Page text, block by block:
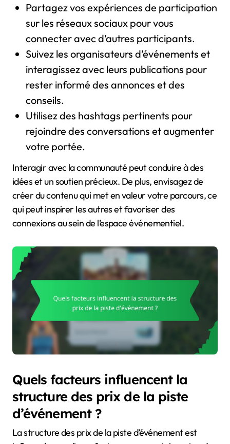
Partagez vos expériences de participation
sur les réseaux sociaux pour vous
connecter avec d’autres participants.
Suivez les organisateurs d’événements et
interagissez avec leurs publications pour
rester informé des annonces et des
conseils.
Utilisez des hashtags pertinents pour
rejoindre des conversations et augmenter
votre portée.
Interagir avec la communauté peut conduire à des
idées et un soutien précieux. De plus, envisagez de
créer du contenu qui met en valeur votre parcours, ce
qui peut inspirer les autres et favoriser des
connexions au sein de l’espace événementiel.
Quels facteurs influencent la
structure des prix de la piste
d’événement ?
La structure des prix de la piste d’événement est